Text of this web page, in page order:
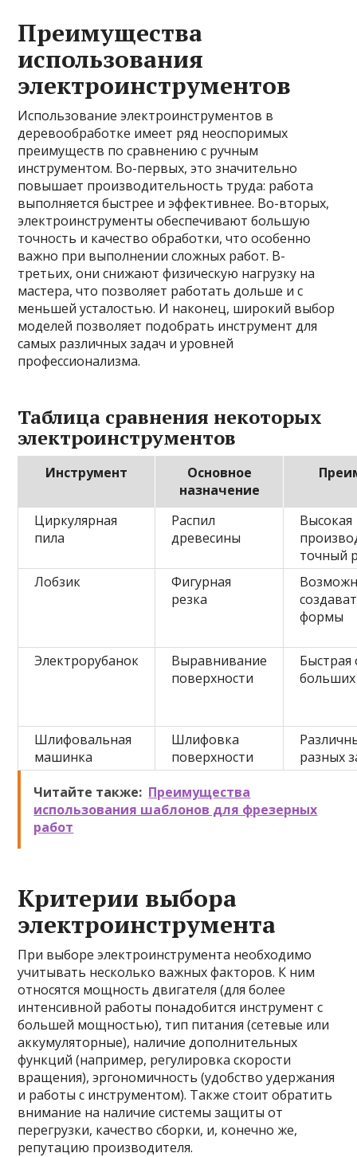
Преимущества
использования
электроинструментов
Использование электроинструментов в
деревообработке имеет ряд неоспоримых
преимуществ по сравнению с ручным
инструментом. Во-первых, это значительно
повышает производительность труда: работа
выполняется быстрее и эффективнее. Во-вторых,
электроинструменты обеспечивают большую
точность и качество обработки, что особенно
важно при выполнении сложных работ. В-
третьих, они снижают физическую нагрузку на
мастера, что позволяет работать дольше и с
меньшей усталостью. И наконец, широкий выбор
моделей позволяет подобрать инструмент для
самых различных задач и уровней
профессионализма.
Таблица сравнения некоторых
электроинструментов
Инструмент
Основное
назначение
Циркулярная
пила
Распил
древесины
Высокая
точный
Лобзик
Фигурная
резка
формы
Электрорубанок
Выравнивание
поверхности
Быстрая
Шлифовальная
машинка
Шлифовка
поверхности
разных
Читайте также: Преимущества
использования шаблонов для фрезерных
работ
Критерии выбора
электроинструмента
При выборе электроинструмента необходимо
учитывать несколько важных факторов. К ним
относятся мощность двигателя (для более
интенсивной работы понадобится инструмент с
большей мощностью), тип питания (сетевые или
аккумуляторные), наличие дополнительных
функций (например, регулировка скорости
вращения), эргономичность (удобство удержания
и работы с инструментом). Также стоит обратить
внимание на наличие системы защиты от
перегрузки, качество сборки, и, конечно же,
репутацию производителя.